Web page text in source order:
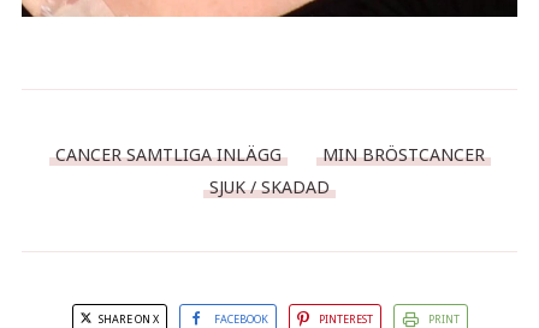
CANCER SAMTLIGA INLÄGG
MIN BRÖSTCANCER
SJUK / SKADAD
SHARE ON X FACEBOOK PINTEREST PRINT